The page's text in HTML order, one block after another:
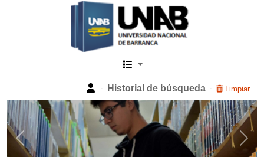
Catalogo Web UNAB
Historial de búsqueda Limpiar
Previous Next